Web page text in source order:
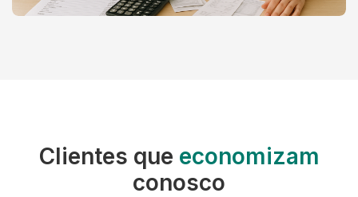
Clientes que economizam
conosco